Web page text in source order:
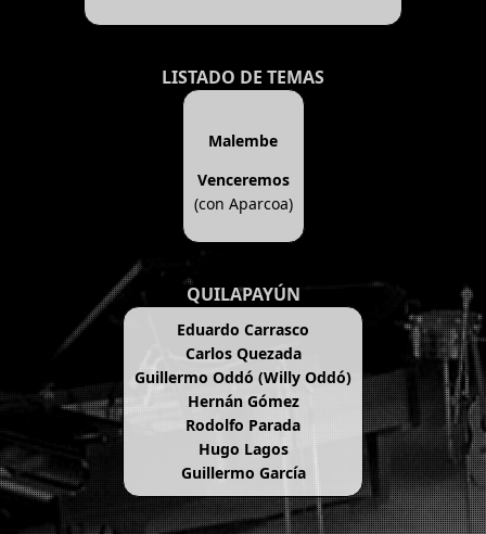
LISTADO DE TEMAS
Malembe
Venceremos
(con Aparcoa)
QUILAPAYÚN
Eduardo Carrasco
Carlos Quezada
Guillermo Oddó (Willy Oddó)
Hernán Gómez
Rodolfo Parada
Hugo Lagos
Guillermo García